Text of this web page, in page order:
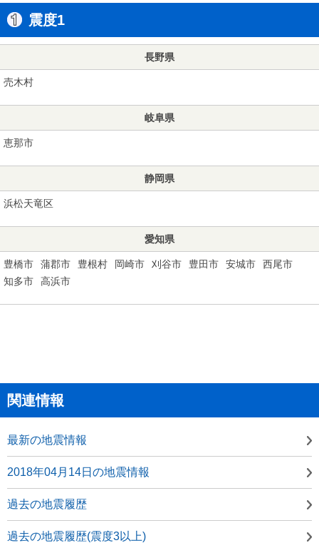
震度1
長野県
売木村
岐阜県
恵那市
静岡県
浜松天竜区
愛知県
豊橋市 蒲郡市 豊根村 岡崎市 刈谷市 豊田市 安城市
西尾市
知多市
高浜市
関連情報
最新の地震情報
2018年04月14日の地震情報
過去の地震履歴
過去の地震履歴(震度3以上)